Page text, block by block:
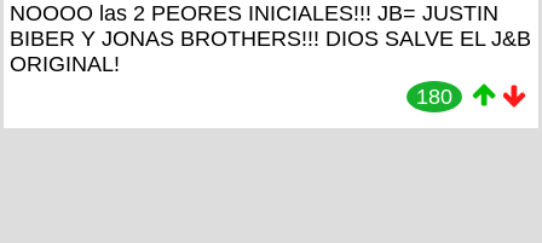
NOOOO las 2 PEORES INICIALES!!! JB= JUSTIN
BIBER Y JONAS BROTHERS!!! DIOS SALVE EL J&B
ORIGINAL!
180